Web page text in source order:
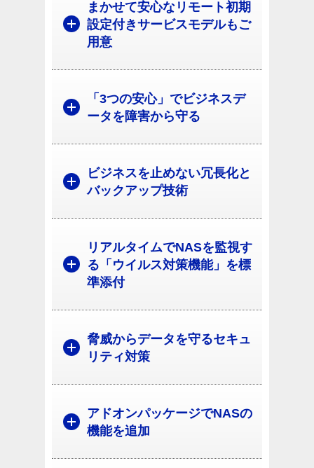
まかせて安心なリモート初期
設定付きサービスモデルもご
用意
「3つの安心」でビジネスデ
ータを障害から守る
ビジネスを止めない冗長化と
バックアップ技術
リアルタイムでNASを監視す
る「ウイルス対策機能」を標
準添付
脅威からデータを守るセキュ
リティ対策
アドオンパッケージでNASの
機能を追加